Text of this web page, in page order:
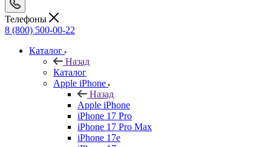
Телефоны
8 (800) 500-00-22
Каталог
Назад
Каталог
Apple iPhone
Назад
Apple iPhone
iPhone 17 Pro
iPhone 17 Pro Max
iPhone 17e